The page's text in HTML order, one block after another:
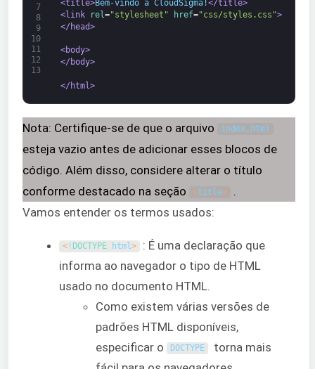
7
8
9
10
11
12
13
<title>Bem-vindo à CloudSigma!</title>
<link
rel="stylesheet" href="css/styles.css">
</head>
<body>
</body>
</html>
Nota: Certifique-se de que o arquivo index. html
esteja vazio antes de adicionar esses blocos de
código. Além disso, considere alterar o título
conforme destacado na seção
<title>
.
Vamos entender os termos usados:
<! DOCTYPE html> : É uma declaração que
informa ao navegador o tipo de HTML
usado no documento HTML.
Como existem várias versões de
padrões HTML disponíveis,
especificar o
DOCTYPE torna mais